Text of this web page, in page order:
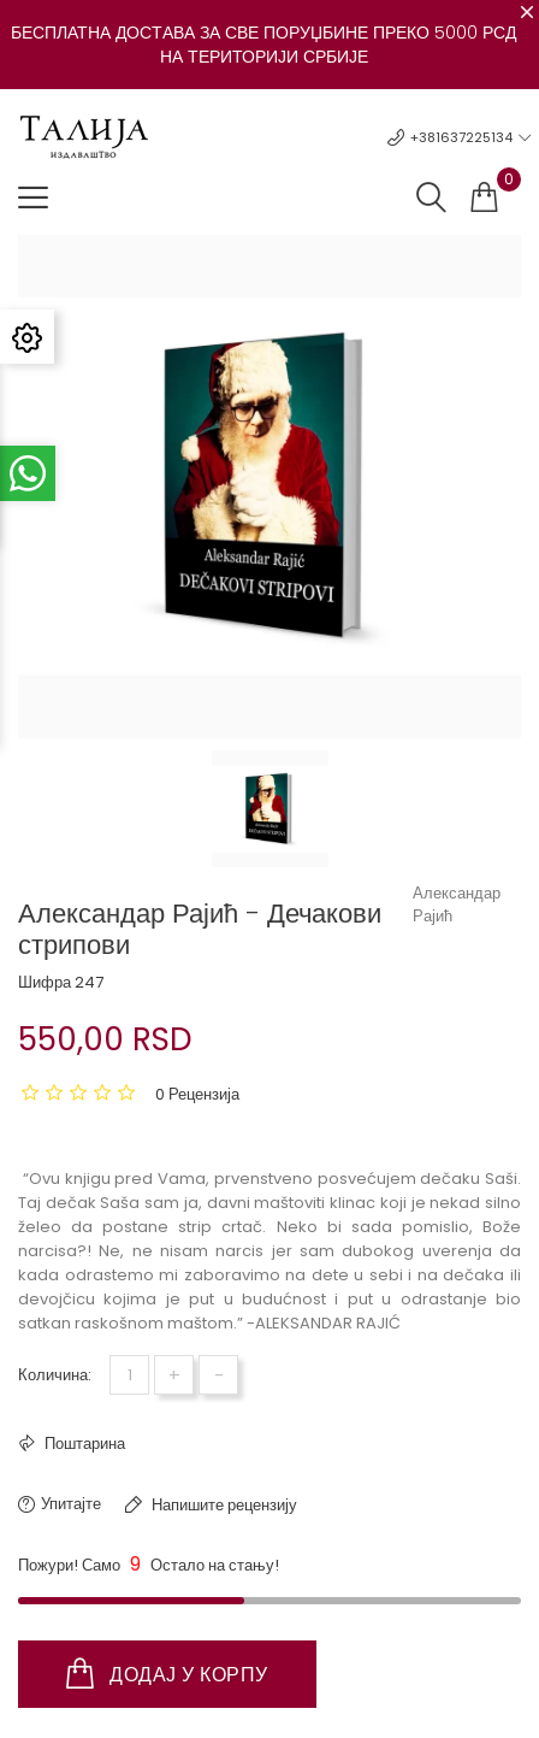
БЕСПЛАТНА ДОСТАВА ЗА СВЕ ПОРУЏБИНЕ ПРЕКО 5000 РСД
НА ТЕРИТОРИЈИ СРБИЈЕ
+381637225134
0
Александар Рајић - Дечакови
стрипови
Шифра247
550,00 RSD
0 Рецензија
“Ovu knjigu pred Vama, prvenstveno posvećujem dečaku Saši.
Taj dečak Saša sam ja, davni maštoviti klinac koji je nekad silno
želeo da postane strip crtač. Neko bi sada pomislio, Bože
narcisa?! Ne, ne nisam narcis jer sam dubokog uverenja da
kada odrastemo mi zaboravimo na dete u sebi i na dečaka ili
devojčicu kojima je put u budućnost i put u odrastanje bio
satkan raskošnom maštom.” -ALEKSANDAR RAJIĆ
Количина: + -
Поштарина
Упитајте Напишите рецензију
Пожури! Само 9 Остало на стању!
ДОДАЈ У КОРПУ
Александар
Рајић